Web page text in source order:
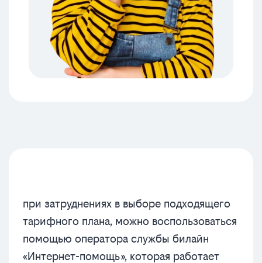
при затруднениях в выборе подходящего
тарифного плана, можно воспользоваться
помощью оператора службы билайн
«Интернет-помощь», которая работает